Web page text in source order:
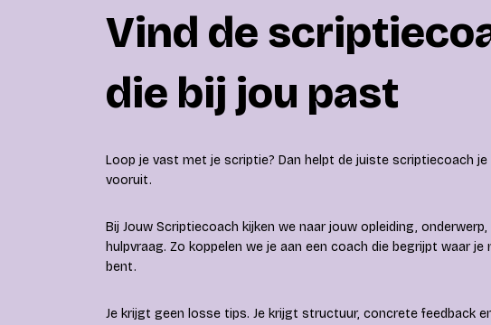
Vind de
die bij jou past
Loop je vast met je scriptie? Dan helpt de juiste scriptiecoach je
vooruit.
Bij Jouw Scriptiecoach kijken we naar jouw opleiding, onderwerp,
hulpvraag. Zo koppelen we je aan een coach die begrijpt waar je
bent.
Je krijgt geen losse tips. Je krijgt structuur, concrete feedback